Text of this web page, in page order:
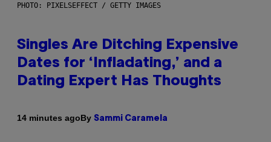
PHOTO: PIXELSEFFECT / GETTY IMAGES
Singles Are Ditching Expensive
Dates for ‘Infladating,’ and a
Dating Expert Has Thoughts
14 minutes agoBy Sammi Caramela